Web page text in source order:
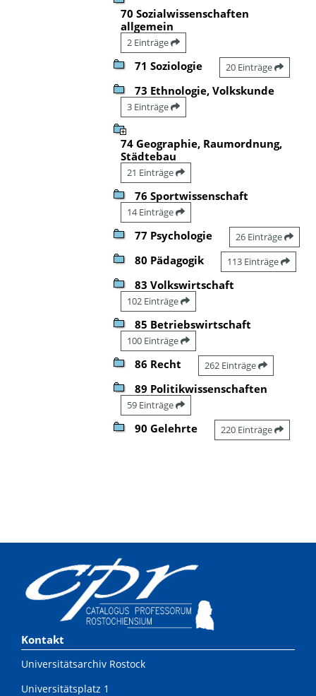
70 Sozialwissenschaften
allgemein
2 Einträge
71 Soziologie 20 Einträge
73 Ethnologie, Volkskunde
3 Einträge
74 Geographie, Raumordnung,
Städtebau
21 Einträge
76 Sportwissenschaft
14 Einträge
77 Psychologie 26 Einträge
80 Pädagogik 113 Einträge
83 Volkswirtschaft
102 Einträge
85 Betriebswirtschaft
100 Einträge
86 Recht 262 Einträge
89 Politikwissenschaften
59 Einträge
90 Gelehrte 220 Einträge
Kontakt
Universitätsarchiv Rostock
Universitätsplatz 1